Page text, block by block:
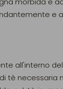
e
all'interno
tè necessaria